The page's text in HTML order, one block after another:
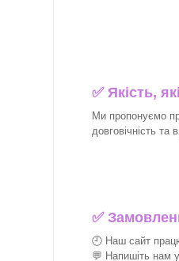
✅Якість,
Ми пропонуємо
довговічність та
✅
🕘 Наш сайт
💬 Напишіть нам у